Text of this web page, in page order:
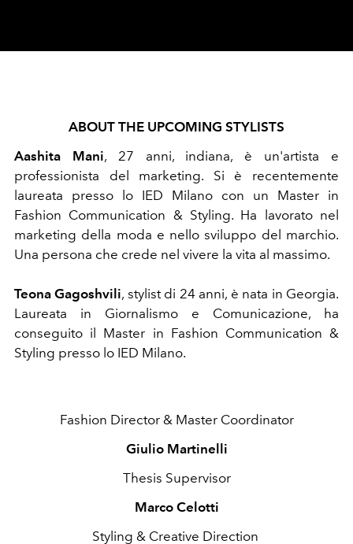
ABOUT THE UPCOMING STYLISTS
Aashita Mani, 27 anni, indiana, è un'artista e
professionista del marketing. Si è recentemente
laureata presso lo IED Milano con un Master in
Fashion Communication & Styling. Ha lavorato nel
marketing della moda e nello sviluppo del marchio.
Una persona che crede nel vivere la vita al massimo.
Teona Gagoshvili, stylist di 24 anni, è nata in Georgia.
Laureata in Giornalismo e Comunicazione, ha
conseguito il Master in Fashion Communication &
Styling presso lo IED Milano.
Fashion Director & Master Coordinator
Giulio Martinelli
Thesis Supervisor
Marco Celotti
Styling & Creative Direction